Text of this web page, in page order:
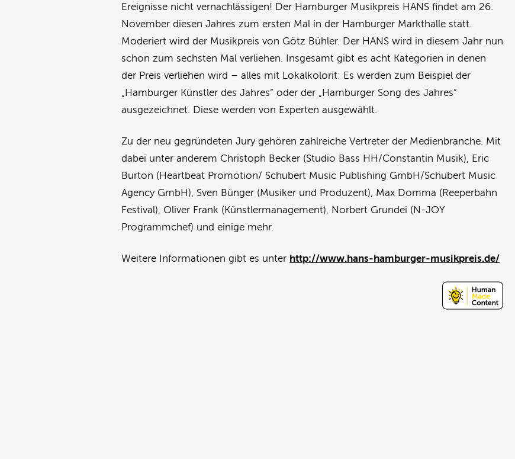
Ereignisse nicht vernachlässigen! Der Hamburger Musikpreis HANS findet am 26.
November diesen Jahres zum ersten Mal in der Hamburger Markthalle statt.
Moderiert wird der Musikpreis von Götz Bühler. Der HANS wird in diesem Jahr nun
schon zum sechsten Mal verliehen. Insgesamt gibt es acht Kategorien in denen
der Preis verliehen wird – alles mit Lokalkolorit: Es werden zum Beispiel der
„Hamburger Künstler des Jahres“ oder der „Hamburger Song des Jahres“
ausgezeichnet. Diese werden von Experten ausgewählt.
Zu der neu gegründeten Jury gehören zahlreiche Vertreter der Medienbranche. Mit
dabei unter anderem Christoph Becker (Studio Bass HH/Constantin Musik), Eric
Burton (Heartbeat Promotion/ Schubert Music Publishing GmbH/Schubert Music
Agency GmbH), Sven Bünger (Musiker und Produzent), Max Domma (Reeperbahn
Festival), Oliver Frank (Künstlermanagement), Norbert Grundei (N-JOY
Programmchef) und einige mehr.
Weitere Informationen gibt es unter http://www.hans-hamburger-musikpreis.de/